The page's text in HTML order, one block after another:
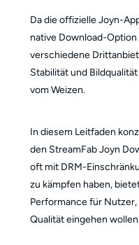
Da die offizielle Joyn-
native Download-
verschiedene
Stabilität und
vom Weizen.
In diesem Leitfaden
den StreamFab Joyn
oft mit DRM-
zu kämpfen haben,
Performance für
Qualität eingehen